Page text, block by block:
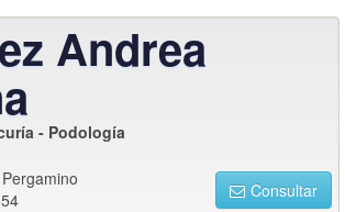
Andrea
- Podología
Consultar